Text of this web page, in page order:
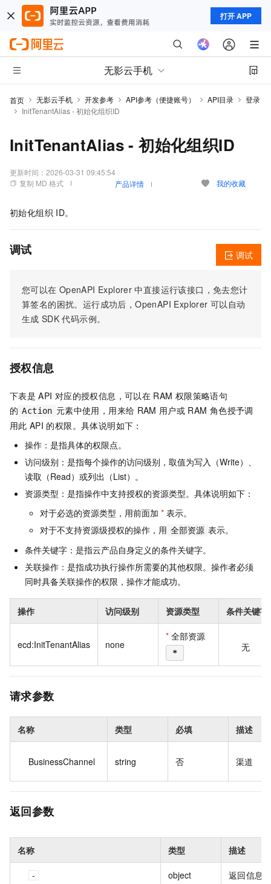
打开 APP
无影云手机
首页 无影云手机 开发参考 API参考（便捷账号） API目录
登录
InitTenantAlias - 初始化组织ID
InitTenantAlias - 初始化组织ID
更新时间： 2026-03-31 09:45:54
复制 MD 格式
产品详情 我的收藏
初始化组织 ID。
调试
您可以在 OpenAPI Explorer 中直接运行该接口，免去您计
算签名的困扰。运行成功后，OpenAPI Explorer 可以自动
生成 SDK 代码示例。
调试
授权信息
下表是 API 对应的授权信息，可以在 RAM 权限策略语句
的 Action 元素中使用，用来给 RAM 用户或 RAM 角色授予调
用此 API 的权限。具体说明如下：
操作：是指具体的权限点。
访问级别：是指每个操作的访问级别，取值为写入（Write）、
读取（Read）或列出（List）。
资源类型：是指操作中支持授权的资源类型。具体说明如下：
对于必选的资源类型，用前面加 * 表示。
对于不支持资源级授权的操作，用 全部资源 表示。
条件关键字：是指云产品自身定义的条件关键字。
关联操作：是指成功执行操作所需要的其他权限。操作者必须
同时具备关联操作的权限，操作才能成功。
操作 访问级别 资源类型 条件关键字
ecd:InitTenantAlias none
* 全部资源
* 无
请求参数
名称 类型 必填 描述
BusinessChannel string 否 渠道
返回参数
名称 类型 描述
object 返回信息